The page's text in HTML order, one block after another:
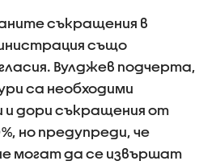
съкращения в
също
Вулджев подчерта,
са необходими
и дори съкращения от
но предупреди, че
могат да се извършат